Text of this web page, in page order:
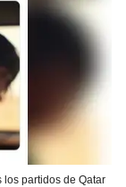
los partidos de Qatar